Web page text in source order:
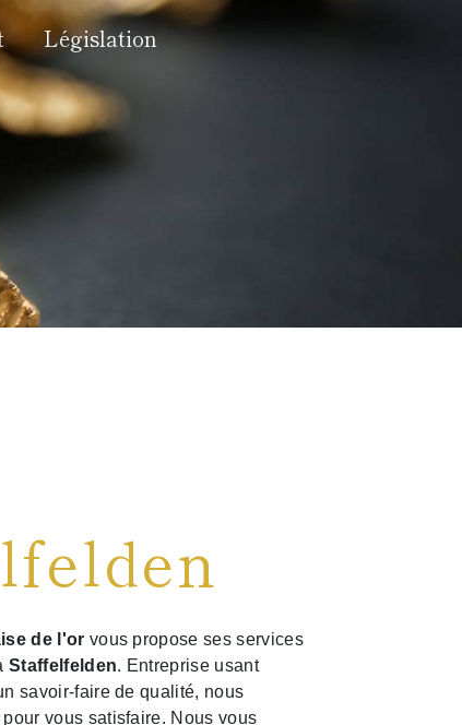
Législation
de l'or vous propose ses services
Staffelfelden. Entreprise usant
savoir-faire de qualité, nous
vous satisfaire. Nous vous